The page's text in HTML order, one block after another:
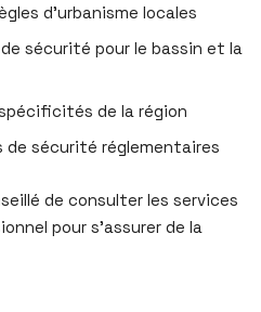
d’urbanisme locales
sécurité pour le bassin et la
de la région
sécurité réglementaires
de consulter les services
pour s’assurer de la